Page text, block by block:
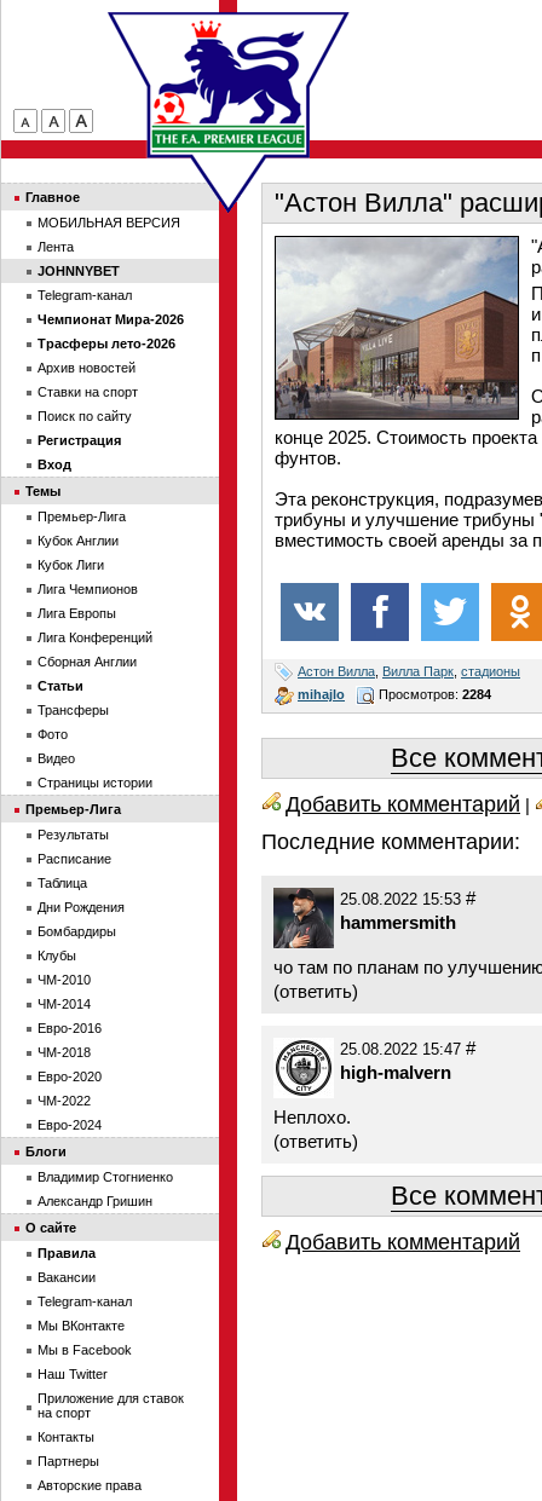
"Астон Вилла"
конце 2025. Стоимость
фунтов.
Эта реконструкция,
трибуны и улучшение трибуны
вместимость своей аренды за
Астон Вилла Вилла Парк стадионы
mihajlo
Просмотров: 2284
Все
Добавить комментарий |
Последние комментарии:
25.08.2022 15:53 #
hammersmith
чо там по планам по
(ответить)
25.08.2022 15:47 #
high-malvern
Неплохо.
(ответить)
Все
Добавить комментарий
Главное
МОБИЛЬНАЯ ВЕРСИЯ
Лента
JOHNNYBET
Telegram-канал
Чемпионат Мира-2026
Трасферы лето-2026
Архив новостей
Ставки на спорт
Поиск по сайту
Регистрация
Вход
Темы
Премьер-Лига
Кубок Англии
Кубок Лиги
Лига Чемпионов
Лига Европы
Лига Конференций
Сборная Англии
Статьи
Трансферы
Фото
Видео
Страницы истории
Премьер-Лига
Результаты
Расписание
Таблица
Дни Рождения
Бомбардиры
Клубы
ЧМ-2010
ЧМ-2014
Евро-2016
ЧМ-2018
Евро-2020
ЧМ-2022
Евро-2024
Блоги
Владимир Стогниенко
Александр Гришин
О сайте
Правила
Вакансии
Telegram-канал
Мы ВКонтакте
Мы в Facebook
Наш Twitter
Приложение для ставок
на спорт
Контакты
Партнеры
Авторские права